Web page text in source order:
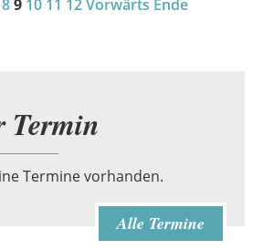
89 10 11 12Vorwärts Ende
Termin
Termine vorhanden.
Alle Termine